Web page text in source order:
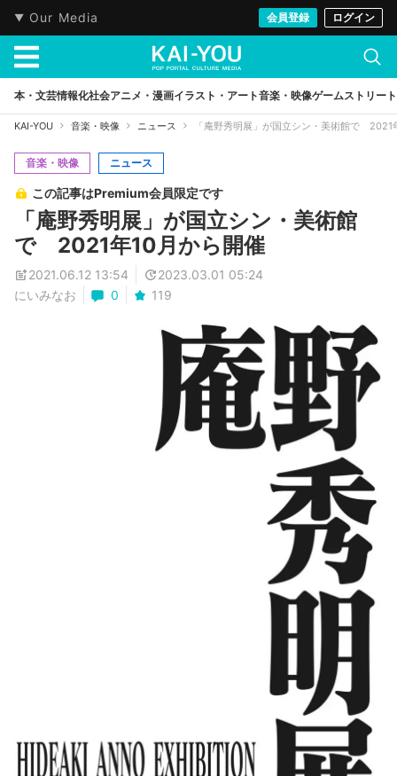
Our Media 会員登録 ログイン
本・文芸情報化社会アニメ・漫画イラスト・アート音楽・映像ゲームストリート
KAI-YOU 音楽・映像 ニュース 「庵野秀明展」が国立シン・美術館で 2021
音楽・映像 ニュース
この記事はPremium会員限定です
「庵野秀明展」が国立シン・美術館
で 2021年10月から開催
2021.06.12 13:54
2023.03.01 05:24
にいみなお
0 119